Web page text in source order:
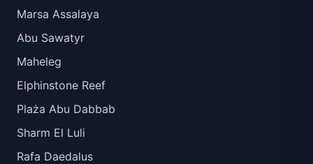
Marsa Assalaya
Abu Sawatyr
Maheleg
Elphinstone Reef
Plaża Abu Dabbab
Sharm El Luli
Rafa Daedalus